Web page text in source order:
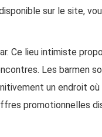
sur le site,
. Ce lieu intimiste
Les barmen
un endroit où
promotionnelles